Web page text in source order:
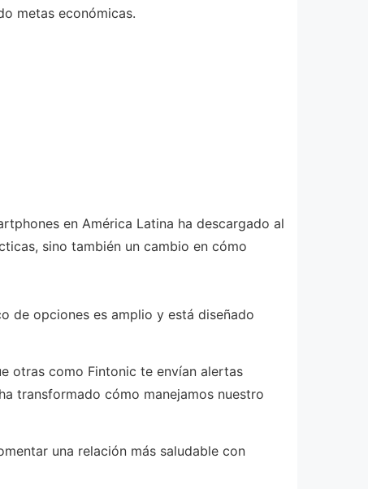
metas económicas.
en América Latina ha descargado al
sino también un cambio en cómo
de opciones es amplio y está diseñado
otras como Fintonic te envían alertas
transformado cómo manejamos nuestro
una relación más saludable con